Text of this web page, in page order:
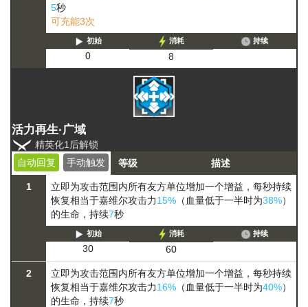
5秒
可充能3次
初始
0
消耗
8
持续
活力再生·广域
精英化1后解锁
自动回复
手动触发 等级 描述
1
立即为攻击范围内所有友方单位增加一个增益，每秒持续
恢复相当于嘉维尔攻击力15% （血量低于一半时为38%）
的生命，持续7秒
初始
30
消耗
60
持续
2
立即为攻击范围内所有友方单位增加一个增益，每秒持续
恢复相当于嘉维尔攻击力16% （血量低于一半时为40%）
的生命，持续7秒